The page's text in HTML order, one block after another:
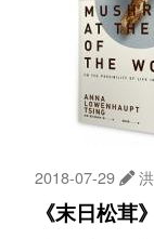
2018-07-29
《末日松茸